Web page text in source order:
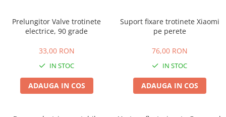
➔ Fara Permis
➔ 4000W
➔ Kuba
➔ Jinpeng/AMR
Prelungitor Valve trotinete
electrice, 90 grade
33,00 RON
IN STOC
ADAUGA IN COS
Suport fixare trotinete Xiaomi
pe perete
76,00 RON
IN STOC
ADAUGA IN COS